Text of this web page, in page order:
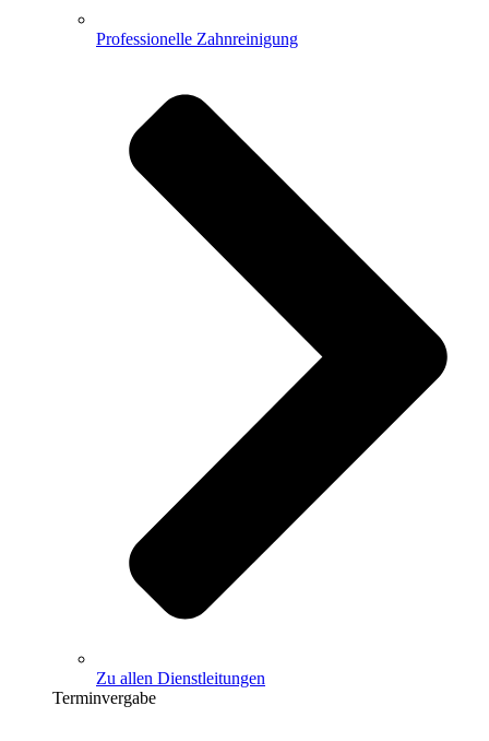
Professionelle Zahnreinigung
Zu allen Dienstleitungen
Terminvergabe